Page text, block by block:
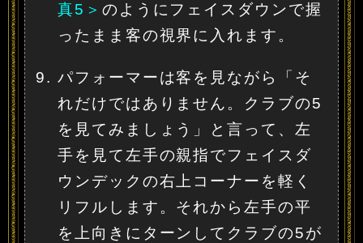
真5＞ のようにフェイスダウンで握
ったまま客の視界に入れます。
パフォーマーは客を見ながら「そ
れだけではありません。クラブの5
を見てみましょう」と言って、左
手を見て左手の親指でフェイスダ
ウンデックの右上コーナーを軽く
リフルします。それから左手の平
を上向きにターンしてクラブの5が